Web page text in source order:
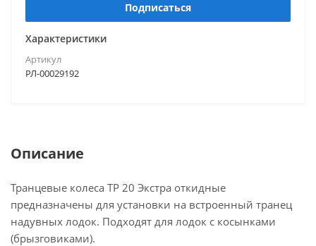
Подписаться
Характеристики
Артикул
РЛ-00029192
Описание
Транцевые колеса ТР 20 Экстра откидные
предназначены для установки на встроенный транец
надувных лодок. Подходят для лодок с косынками
(брызговиками).